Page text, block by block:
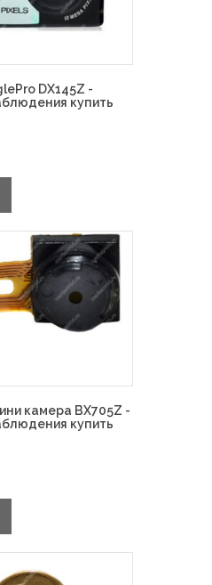
DX145Z -
купить
камера BX705Z -
купить